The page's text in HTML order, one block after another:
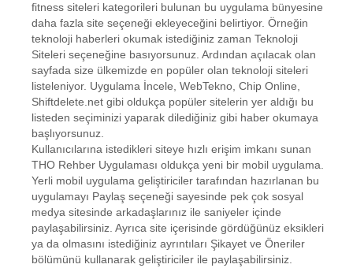
fitness siteleri kategorileri bulunan bu uygulama bünyesine
daha fazla site seçeneği ekleyeceğini belirtiyor. Örneğin
teknoloji haberleri okumak istediğiniz zaman Teknoloji
Siteleri seçeneğine basıyorsunuz. Ardından açılacak olan
sayfada size ülkemizde en popüler olan teknoloji siteleri
listeleniyor. Uygulama İncele, WebTekno, Chip Online,
Shiftdelete.net gibi oldukça popüler sitelerin yer aldığı bu
listeden seçiminizi yaparak dilediğiniz gibi haber okumaya
başlıyorsunuz.
Kullanıcılarına istedikleri siteye hızlı erişim imkanı sunan
THO Rehber Uygulaması oldukça yeni bir mobil uygulama.
Yerli mobil uygulama geliştiriciler tarafından hazırlanan bu
uygulamayı Paylaş seçeneği sayesinde pek çok sosyal
medya sitesinde arkadaşlarınız ile saniyeler içinde
paylaşabilirsiniz. Ayrıca site içerisinde gördüğünüz eksikleri
ya da olmasını istediğiniz ayrıntıları Şikayet ve Öneriler
bölümünü kullanarak geliştiriciler ile paylaşabilirsiniz.